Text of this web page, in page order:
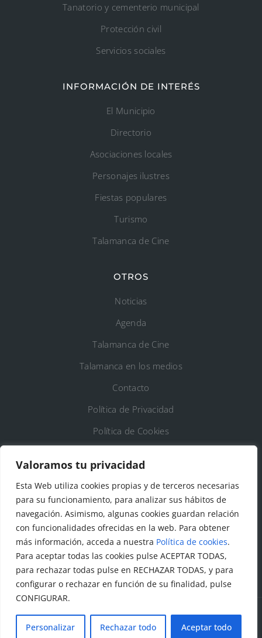
Valoramos tu privacidad
Esta Web utiliza cookies propias y de terceros necesarias
para su funcionamiento, para analizar sus hábitos de
navegación. Asimismo, algunas cookies guardan relación
con funcionalidades ofrecidas en la web. Para obtener
más información, acceda a nuestra Política de cookies.
Para aceptar todas las cookies pulse ACEPTAR TODAS,
para rechazar todas pulse en RECHAZAR TODAS, y para
configurar o rechazar en función de su finalidad, pulse
CONFIGURAR.
Personalizar Rechazar todo Aceptar todo
Tanatorio y cementerio municipal
Protección civil
Servicios sociales
INFORMACIÓN DE INTERÉS
El Municipio
Directorio
Asociaciones locales
Personajes ilustres
Fiestas populares
Turismo
Talamanca de Cine
OTROS
Noticias
Agenda
Talamanca de Cine
Talamanca en los medios
Contacto
Política de Privacidad
Política de Cookies
DATOS DE CONTACTO
Ayto. de Talamanca de Jarama
C/Fuente del Arca, 19 28160 Talamanca de
Jarama (Madrid)
© Todos los derechos reservados. Ayuntamiento Talamanca